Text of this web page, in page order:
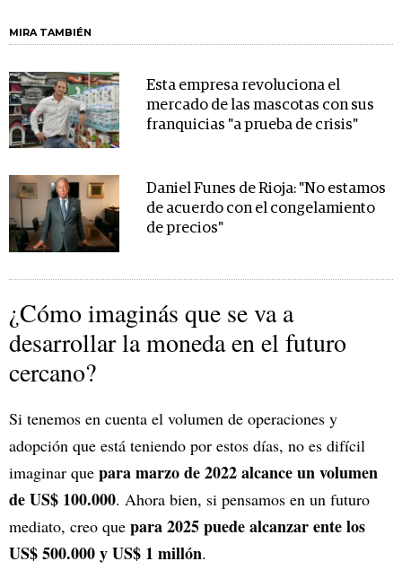
MIRA TAMBIÉN
Esta empresa revoluciona el
mercado de las mascotas con sus
franquicias "a prueba de crisis"
Daniel Funes de Rioja: "No estamos
de acuerdo con el congelamiento
de precios"
¿Cómo imaginás que se va a
desarrollar la moneda en el futuro
cercano?
Si tenemos en cuenta el volumen de operaciones y
adopción que está teniendo por estos días, no es difícil
imaginar que para marzo de 2022 alcance un volumen
de US$ 100.000. Ahora bien, si pensamos en un futuro
mediato, creo que para 2025 puede alcanzar ente los
US$ 500.000 y US$ 1 millón.